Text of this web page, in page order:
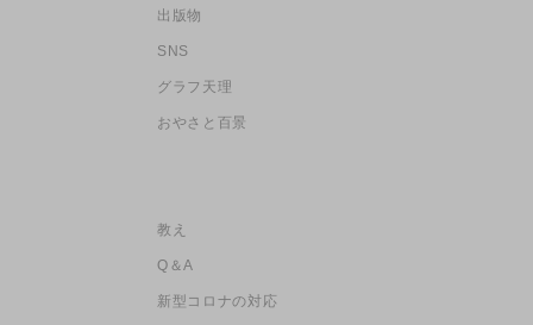
出版物
SNS
グラフ天理
おやさと百景
教え
Q＆A
新型コロナの対応